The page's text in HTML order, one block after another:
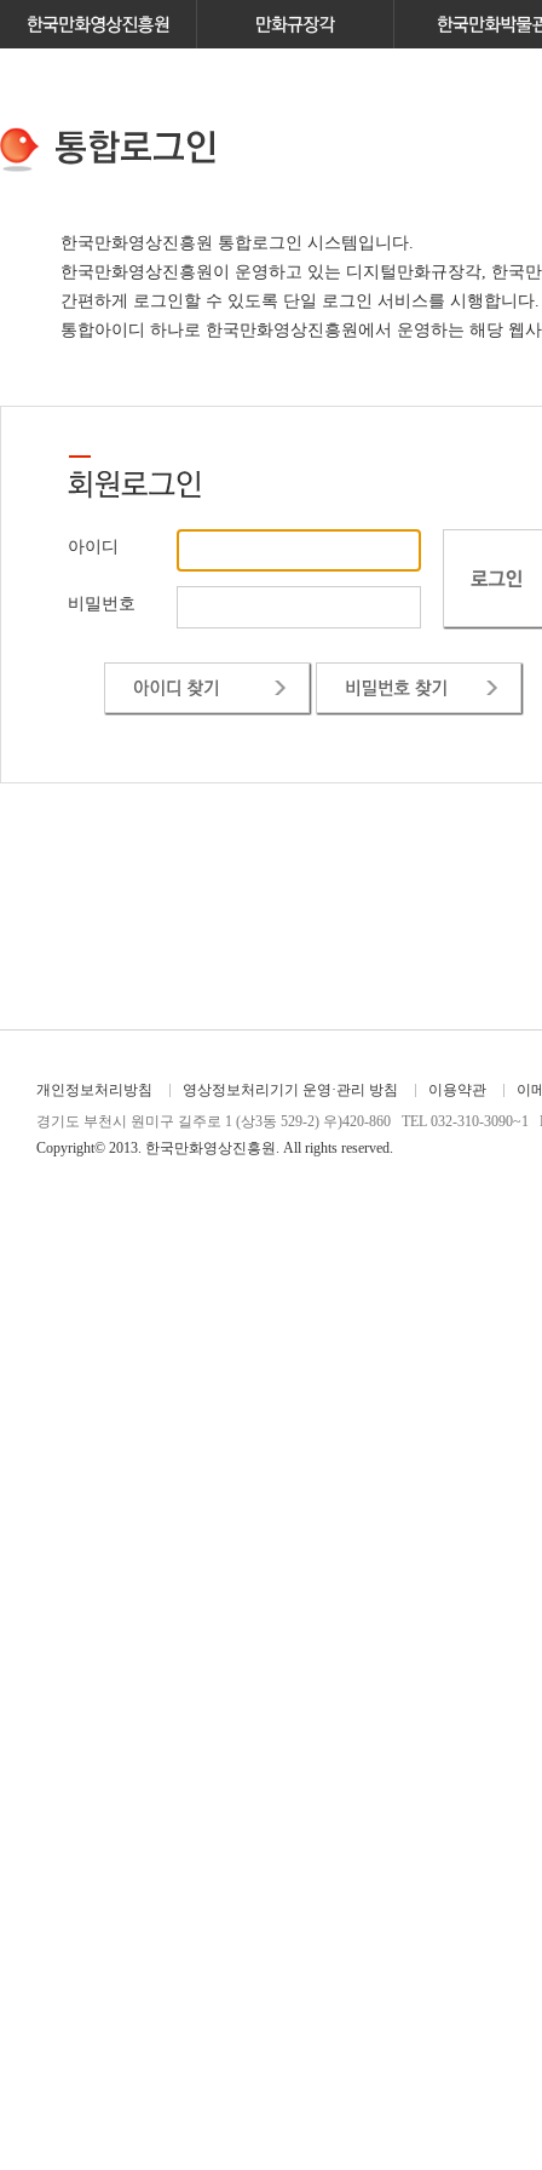
한국만화영상진흥원 통합로그인 시스템입니다.
한국만화영상진흥원이 운영하고 있는 디지털만화규장각, 한국
간편하게 로그인할 수 있도록 단일 로그인 서비스를 시행합니다.
통합아이디 하나로 한국만화영상진흥원에서 운영하는 해당 웹
아이디
비밀번호
개인정보처리방침 영상정보처리기기 운영·관리 방침 이용약관
이
경기도 부천시 원미구 길주로 1 (상3동 529-2) 우)420-860 TEL 032-310-3090~1
Copyright© 2013. 한국만화영상진흥원. All rights reserved.